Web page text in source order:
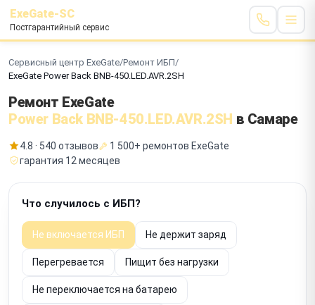
ExeGate-SC
Постгарантийный сервис
Сервисный центр ExeGate/Ремонт ИБП/
ExeGate Power Back BNB-450.LED.AVR.2SH
Ремонт ExeGate
Power Back BNB-450.LED.AVR.2SH в Самаре
4.8 · 540 отзывов
1 500+ ремонтов ExeGate
гарантия 12 месяцев
Что случилось с ИБП?
Не включается ИБП Не держит заряд
Перегревается Пищит без нагрузки
Не переключается на батарею